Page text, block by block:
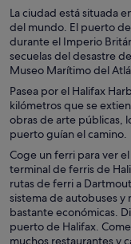
La ciudad está situada
del mundo. El puerto
durante el Imperio
secuelas del desastre
Museo Marítimo del
Pasea por el Halifax
kilómetros que se
obras de arte públicas,
puerto guían el camino.
Coge un ferri para ver
terminal de ferris de
rutas de ferri a
sistema de autobuses y
bastante económicas.
puerto de Halifax.
muchos restaurantes y